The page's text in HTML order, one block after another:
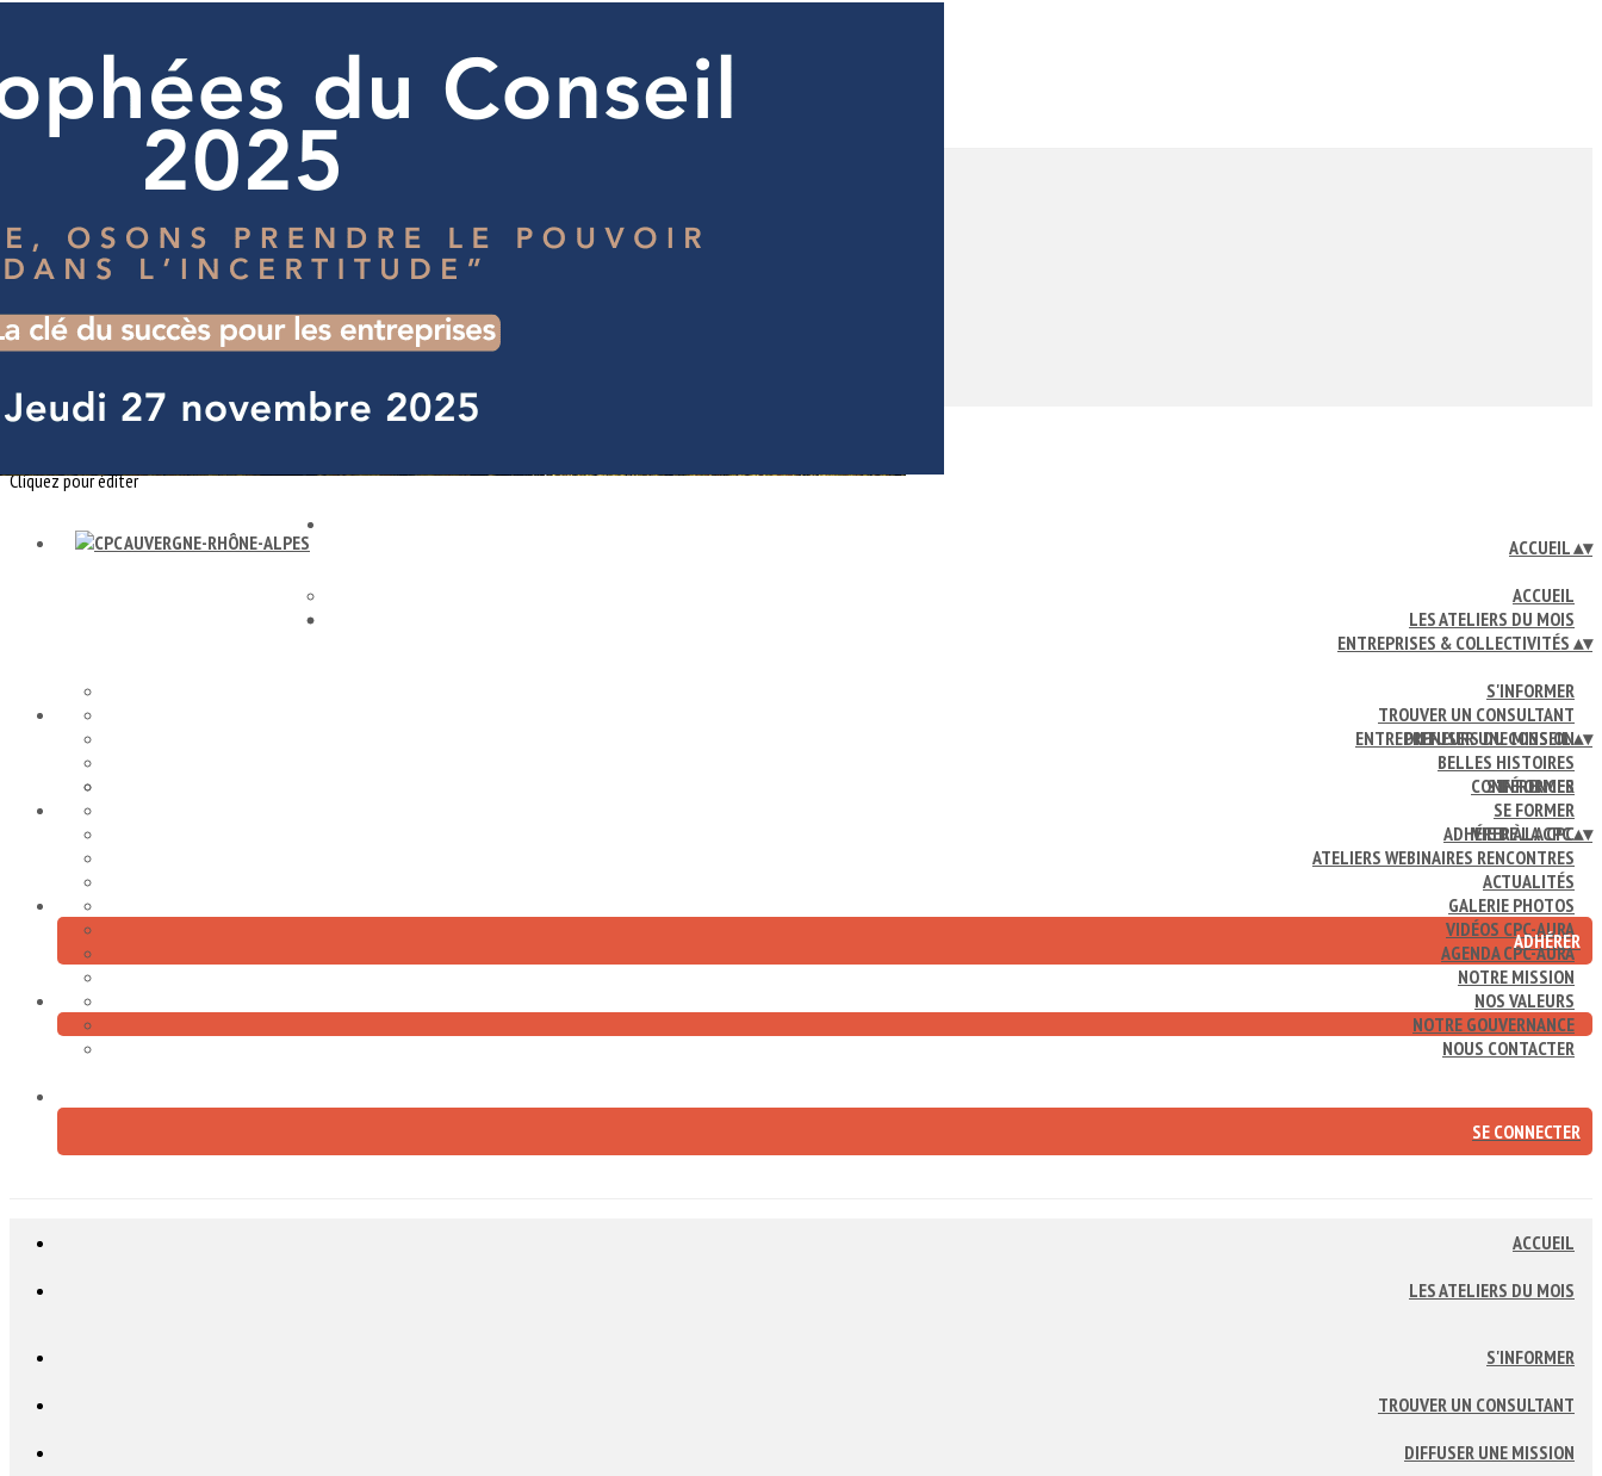
Exporter uniquement les colonnes affichées
Actualités
Galerie Photos
Vidéos CPC-AURA
Notre mission
Nos Valeurs
Nous contacter
Cliquez pour éditer
ACCUEIL▴▾
ACCUEIL
LES ATELIERS DU MOIS
ENTREPRISES & COLLECTIVITÉS ▴▾
S'INFORMER
TROUVER UN CONSULTANT
DIFFUSER UNE MISSION
BELLES HISTOIRES
CONFÉRENCES
ENTREPRENEURS DU CONSEIL▴▾
S'INFORMER
SE FORMER
ADHÉRER À LA CPC
ATELIERS WEBINAIRES RENCONTRES
VIE DE LA CPC▴▾
ACTUALITÉS
GALERIE PHOTOS
VIDÉOS CPC-AURA
AGENDA CPC-AURA
NOTRE MISSION
NOS VALEURS
NOTRE GOUVERNANCE
NOUS CONTACTER
ADHÉRER
SE CONNECTER
ACCUEIL
LES ATELIERS DU MOIS
S'INFORMER
TROUVER UN CONSULTANT
DIFFUSER UNE MISSION